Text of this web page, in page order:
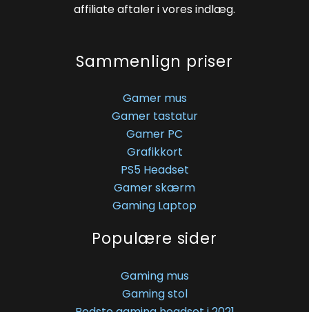
affiliate aftaler i vores indlæg.
Sammenlign priser
Gamer mus
Gamer tastatur
Gamer PC
Grafikkort
PS5 Headset
Gamer skærm
Gaming Laptop
Populære sider
Gaming mus
Gaming stol